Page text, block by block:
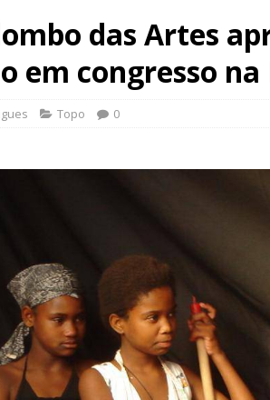
das Artes
em congresso na
Topo 0